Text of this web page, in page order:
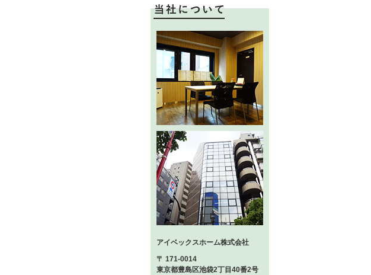
アイベックスホーム株式会社
〒 171-0014
東京都豊島区池袋2丁目40番2号